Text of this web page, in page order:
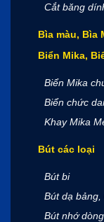
Cắt băng
Bìa màu, Bìa
Biển Mika,
Biển Mika
Biển chức
Khay Mika
Bút các loại
Bút bi
Bút dạ bảng,
Bút nhớ